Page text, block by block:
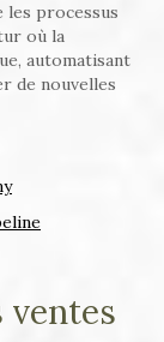
les processus
où la
automatisant
de nouvelles
ventes